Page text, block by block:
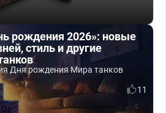
рождения 2026»: новые
стиль и другие
Дня рождения Мира танков
11